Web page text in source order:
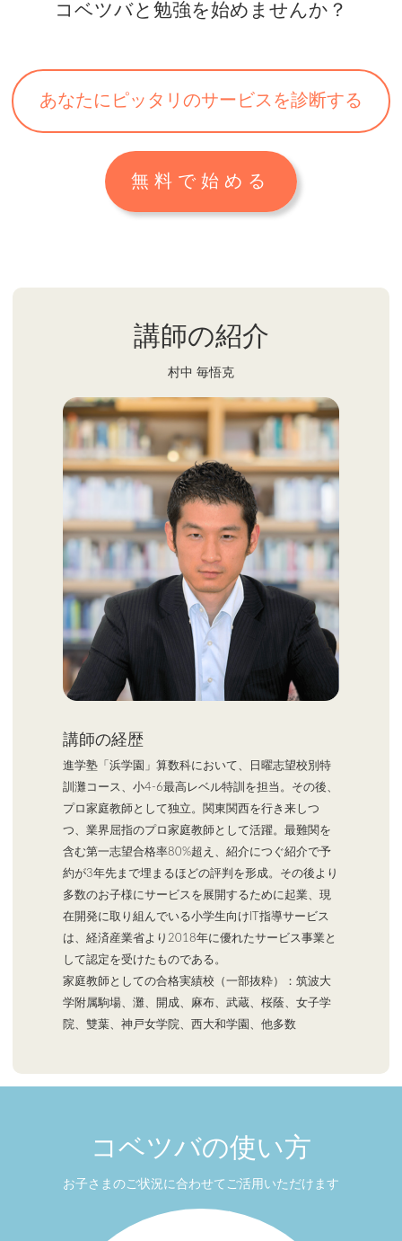
コベツバと勉強を始めませんか？
あなたにピッタリのサービスを診断する
無料で始める
講師の紹介
村中 毎悟克
講師の経歴
進学塾「浜学園」算数科において、日曜志望校別特
訓灘コース、小4-6最高レベル特訓を担当。その後、
プロ家庭教師として独立。関東関西を行き来しつ
つ、業界屈指のプロ家庭教師として活躍。最難関を
含む第一志望合格率80%超え、紹介につぐ紹介で予
約が3年先まで埋まるほどの評判を形成。その後より
多数のお子様にサービスを展開するために起業、現
在開発に取り組んでいる小学生向けIT指導サービス
は、経済産業省より2018年に優れたサービス事業と
して認定を受けたものである。
家庭教師としての合格実績校（一部抜粋）：筑波大
学附属駒場、灘、開成、麻布、武蔵、桜蔭、女子学
院、雙葉、神戸女学院、西大和学園、他多数
コベツバの使い方
お子さまのご状況に合わせてご活用いただけます